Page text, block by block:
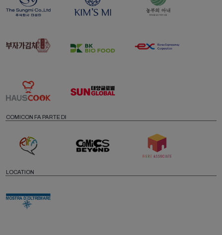
COMICON FA PARTE DI
LOCATION